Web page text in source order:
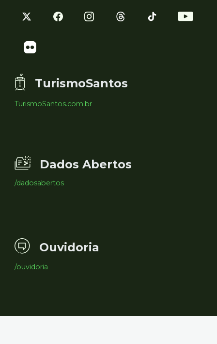
TurismoSantos
TurismoSantos.com.br
Dados Abertos
/dadosabertos
Ouvidoria
/ouvidoria